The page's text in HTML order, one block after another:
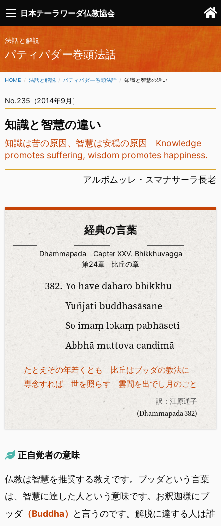
日本テーラワーダ仏教協会
法話と解説
パティパダー巻頭法話
HOME 法話と解説 パティパダー巻頭法話 CURRENT:
知識と智慧の違い
No.235（2014年9月）
知識と智慧の違い
知識は苦の原因、智慧は安穏の原因 Knowledge
promotes suffering, wisdom promotes happiness.
アルボムッレ・スマナサーラ長老
経典の言葉
Dhammapada Capter XXV. Bhikkhuvagga
第24章 比丘の章
Yo have daharo bhikkhu
Yuñjati buddhasāsane
So imaṃ lokaṃ pabhāseti
Abbhā muttova candimā
たとえその年若くとも 比丘はブッダの教法に
専念すれば 世を照らす 雲間を出でし月のごと
訳：江原通子
(Dhammapada 382)
正自覚者の意味
仏教は智慧を推奨する教えです。ブッダという言葉
は、智慧に達した人という意味です。お釈迦様にブ
ッダ（Buddha）
と言うのです。解脱に達する人は誰